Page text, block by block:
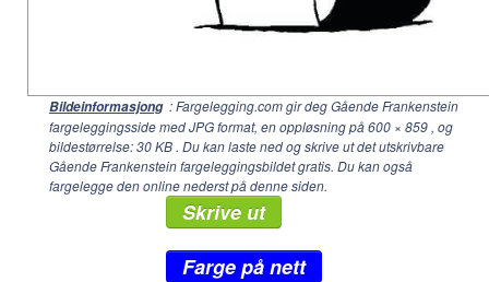
Bildeinformasjong : Fargelegging.com gir deg Gående Frankenstein
fargeleggingsside med JPG format, en oppløsning på600 × 859 , og
bildestørrelse: 30 KB . Du kan laste ned og skrive ut det utskrivbare
Gående Frankenstein fargeleggingsbildet gratis. Du kan også
fargelegge den online nederst på denne siden.
Skrive ut
Farge på nett